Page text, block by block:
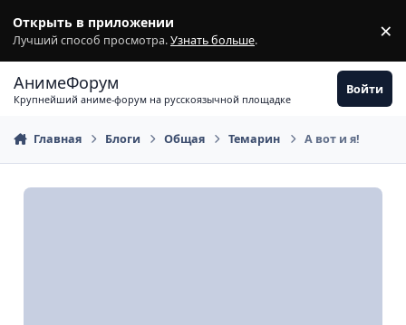
Открыть в приложении
Лучший способ просмотра.Узнать больше. ×
АнимеФорум
Крупнейший аниме-форум на русскоязычной площадке
Войти
Главная Блоги Общая Темарин А вот и я!